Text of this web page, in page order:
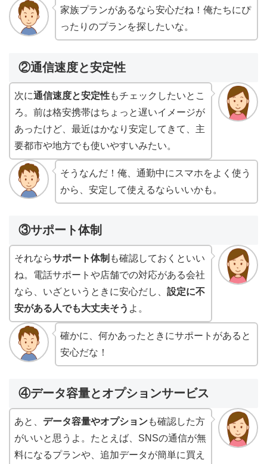
家族プランがあるなら安心だね！俺たちにぴ
ったりのプランを探したいな。
②通信速度と安定性
次に通信速度と安定性もチェックしたいとこ
ろ。前は格安携帯はちょっと遅いイメージが
あったけど、最近はかなり安定してきて、主
要都市や地方でも使いやすいみたい。
そうなんだ！俺、通勤中にスマホをよく使う
から、安定して使えるならいいかも。
③サポート体制
それならサポート体制 も確認しておくといい
ね。電話サポートや店舗での対応がある会社
なら、いざというときに安心だし、 設定に不
安がある人でも大丈夫そう よ。
確かに、何かあったときにサポートがあると
安心だな！
④データ容量とオプションサービス
あと、 データ容量やオプションも確認した方
がいいと思うよ。たとえば、SNSの通信が無
料になるプランや、追加データが簡単に買え